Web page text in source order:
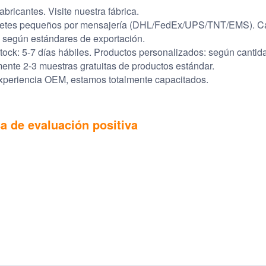
Visite nuestra fábrica.
pequeños por mensajería (DHL/FedEx/UPS/TNT/EMS).
estándares de exportación.
5-7 días hábiles. Productos personalizados: según
2-3 muestras gratuitas de productos estándar.
OEM, estamos totalmente capacitados.
de evaluación positiva